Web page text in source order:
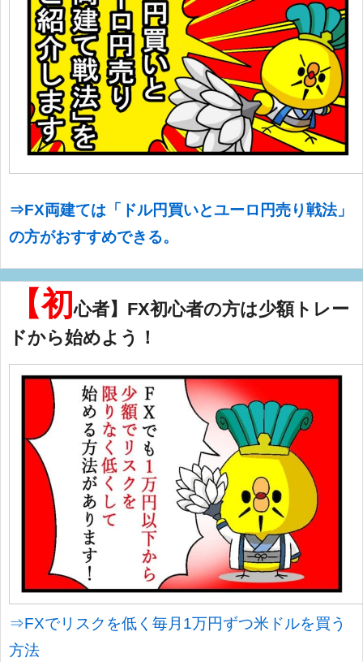
⇒FX両建ては「ドル円買いとユーロ円売り戦法」
の方がおすすめできる。
【初心者】FX初心者の方は少額トレー
ドから始めよう！
⇒FXでリスクを低く毎月1万円ずつ米ドルを買う
方法